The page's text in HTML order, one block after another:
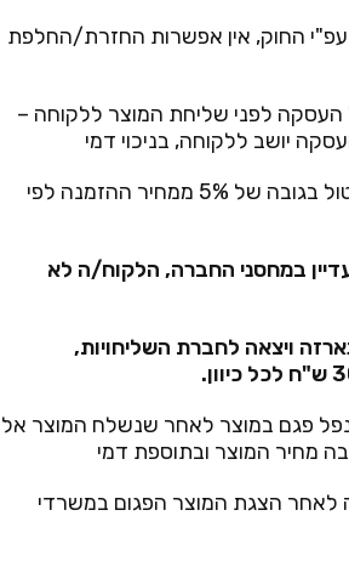
עפ"י החוק, אין אפשרות החזרת/החלפת
לפני שליחת המוצר ללקוחה –
יושב ללקוחה, בניכוי דמי
המשלוח ובניכוי דמי ביטול בגובה של 5% ממחיר ההזמנה לפי
במחסני החברה, הלקוח/ה לא
ויצאה לחברת השליחויות,
פגם במוצר לאחר שנשלח המוצר אל
מחיר המוצר ובתוספת דמי
לאחר הצגת המוצר הפגום במשרדי